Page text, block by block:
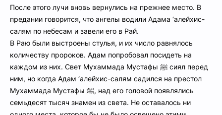
После этого лучи вновь вернулись на прежнее место. В
предании говорится, что ангелы водили Адама ‘алейхис-
салям по небесам и завели его в Рай.
В Раю были выстроены стулья, и их число равнялось
количеству пророков. Адам попробовал посидеть на
каждом из них. Свет Мухаммада Мустафы ﷺ сиял перед
ним, но когда Адам ‘алейхис-салям садился на престол
Мухаммада Мустафы ﷺ, над его головой появлялись
семьдесят тысяч знамен из света. Не оставалось ни